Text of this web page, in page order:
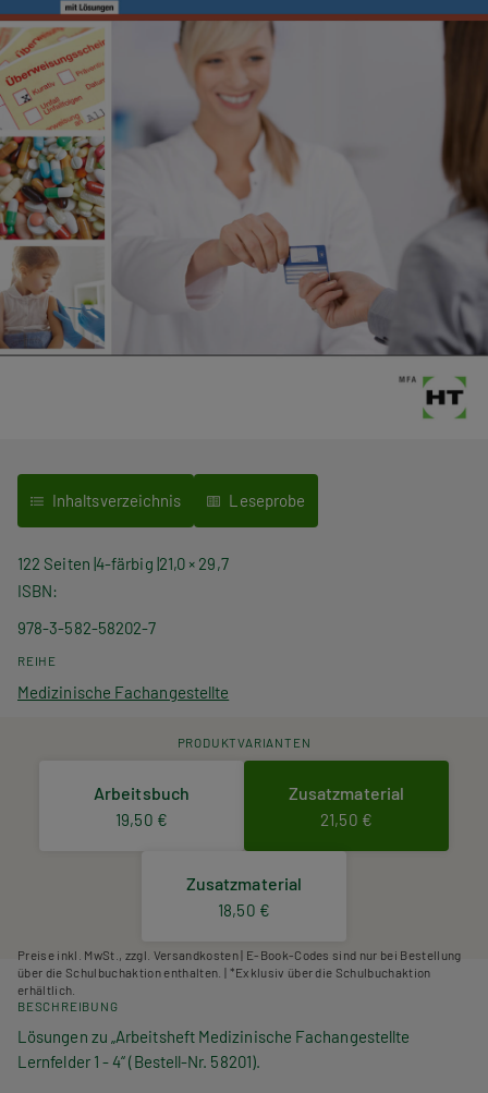
n
Inhaltsverzeichnis Leseprobe
122 Seiten 4-färbig 21,0 × 29,7
ISBN
978-3-582-58202-7
REIHE
Medizinische Fachangestellte
PRODUKTVARIANTEN
Arbeitsbuch
19,50 €
Zusatzmaterial
21,50 €
Zusatzmaterial
18,50 €
Preise inkl. MwSt., zzgl. Versandkosten | E-Book-Codes sind nur bei Bestellung
über die Schulbuchaktion enthalten. | *Exklusiv über die Schulbuchaktion
erhältlich.
BESCHREIBUNG
Lösungen zu „Arbeitsheft Medizinische Fachangestellte
Lernfelder 1 - 4“ (Bestell-Nr. 58201).